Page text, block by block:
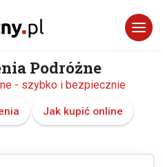
Podróżne
- szybko i bezpiecznie
Jak kupić online